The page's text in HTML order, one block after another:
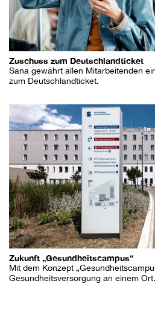
Zuschuss zum Deutschlandticket
Sana gewährt allen Mitarbeitenden
zum Deutschlandticket.
Zukunft „Gesundheitscampus“
Mit dem Konzept
Gesundheitsversorgung an einem Ort.